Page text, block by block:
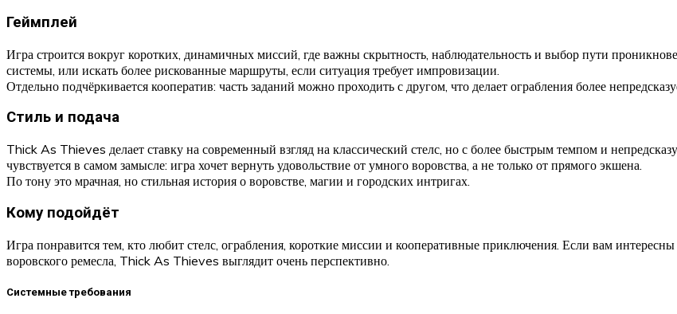
Геймплей
Игра строится вокруг коротких, динамичных миссий, где важны скрытность, наблюдательность и выбор пути
системы, или искать более рискованные маршруты, если ситуация требует импровизации.
Отдельно подчёркивается кооператив: часть заданий можно проходить с другом, что делает ограбления более
Стиль и подача
Thick As Thieves делает ставку на современный взгляд на классический стелс, но с более быстрым темпом и
чувствуется в самом замысле: игра хочет вернуть удовольствие от умного воровства, а не только от прямого экшена.
По тону это мрачная, но стильная история о воровстве, магии и городских интригах.
Кому подойдёт
Игра понравится тем, кто любит стелс, ограбления, короткие миссии и кооперативные приключения. Если вам
воровского ремесла, Thick As Thieves выглядит очень перспективно.
Системные требования